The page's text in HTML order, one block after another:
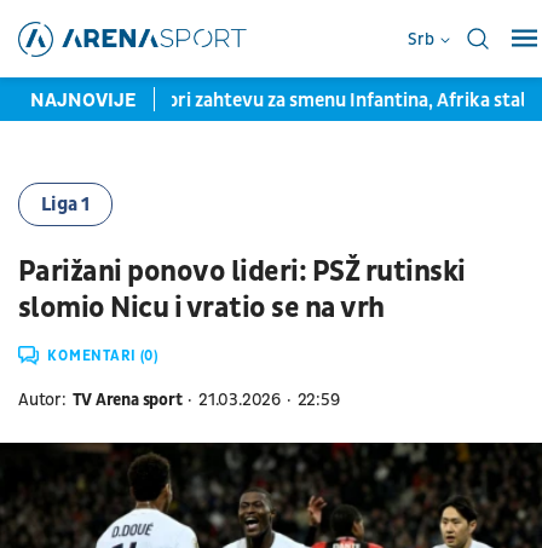
Srb
NAJNOVIJE
ostaje pri zahtevu za smenu Infantina, Afrika stala u
Liga 1
Parižani ponovo lideri: PSŽ rutinski
slomio Nicu i vratio se na vrh
KOMENTARI (0)
Autor: TV Arena sport 21.03.2026 22:59